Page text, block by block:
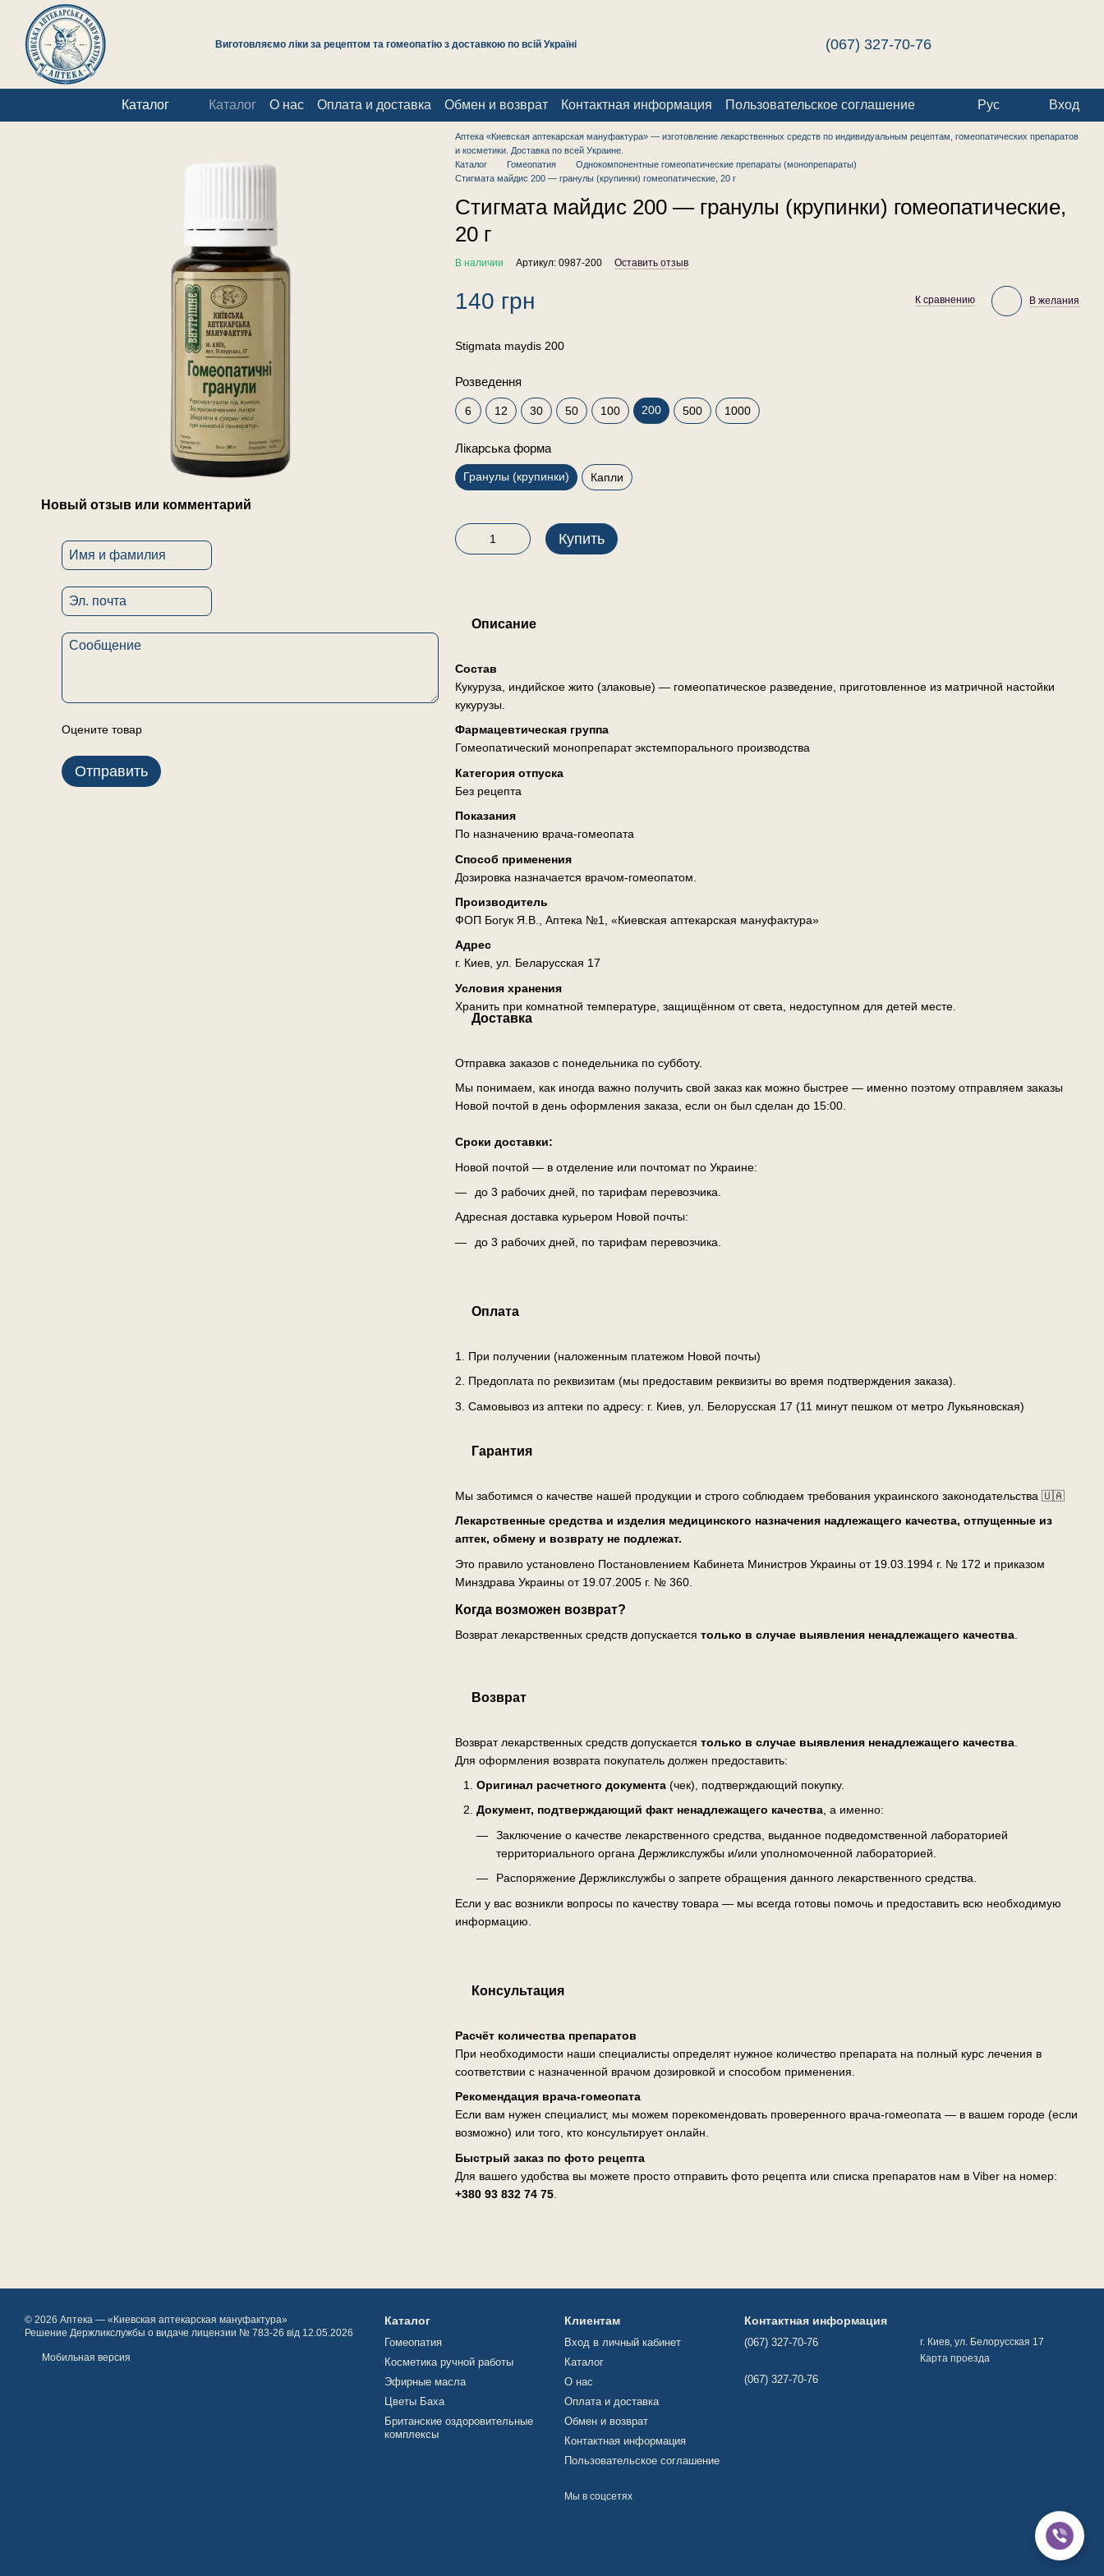
Перейти к основному контенту
Виготовляємо ліки за рецептом та гомеопатію з доставкою по всій Україні (067) 327-70-76
Каталог Каталог О нас Оплата и доставка Обмен и возврат Контактная информация Пользовательское соглашение Рус Вход
Новый отзыв или комментарий
Оцените товар
Отправить
Аптека «Киевская аптекарская мануфактура» — изготовление лекарственных средств по индивидуальным рецептам, гомеопатических препаратов
и косметики. Доставка по всей Украине.
Каталог
Гомеопатия
Однокомпонентные гомеопатические препараты (монопрепараты)
Стигмата майдис 200 — гранулы (крупинки) гомеопатические, 20 г
Стигмата майдис 200 — гранулы (крупинки) гомеопатические,
20 г
В наличии Артикул: 0987-200 Оставить отзыв
140 грн К сравнению В желания
Stigmata maydis 200
Розведення
6 12 30 50 100 200 500 1000
Лікарська форма
Гранулы (крупинки) Капли
Купить
Описание
Состав
Кукуруза, индийское жито (злаковые) — гомеопатическое разведение, приготовленное из матричной настойки
кукурузы.
Фармацевтическая группа
Гомеопатический монопрепарат экстемпорального производства
Категория отпуска
Без рецепта
Показания
По назначению врача-гомеопата
Способ применения
Дозировка назначается врачом-гомеопатом.
Производитель
ФОП Богук Я.В., Аптека №1, «Киевская аптекарская мануфактура»
Адрес
г. Киев, ул. Беларусская 17
Условия хранения
Хранить при комнатной температуре, защищённом от света, недоступном для детей месте.
Доставка
Отправка заказов с понедельника по субботу.
Мы понимаем, как иногда важно получить свой заказ как можно быстрее — именно поэтому отправляем заказы
Новой почтой в день оформления заказа, если он был сделан до 15:00.
Сроки доставки:
Новой почтой — в отделение или почтомат по Украине:
до 3 рабочих дней, по тарифам перевозчика.
Адресная доставка курьером Новой почты:
до 3 рабочих дней, по тарифам перевозчика.
Оплата
1. При получении (наложенным платежом Новой почты)
2. Предоплата по реквизитам (мы предоставим реквизиты во время подтверждения заказа).
3. Самовывоз из аптеки по адресу: г. Киев, ул. Белорусская 17 (11 минут пешком от метро Лукьяновская)
Гарантия
Мы заботимся о качестве нашей продукции и строго соблюдаем требования украинского законодательства 🇺🇦
Лекарственные средства и изделия медицинского назначения надлежащего качества, отпущенные из
аптек, обмену и возврату не подлежат.
Это правило установлено Постановлением Кабинета Министров Украины от 19.03.1994 г. № 172 и приказом
Минздрава Украины от 19.07.2005 г. № 360.
Когда возможен возврат?
Возврат лекарственных средств допускается только в случае выявления ненадлежащего качества.
Возврат
Возврат лекарственных средств допускается только в случае выявления ненадлежащего качества.
Для оформления возврата покупатель должен предоставить:
Оригинал расчетного документа(чек), подтверждающий покупку.
Документ, подтверждающий факт ненадлежащего качества, а именно:
Заключение о качестве лекарственного средства, выданное подведомственной лабораторией
территориального органа Держликслужбы и/или уполномоченной лабораторией.
Распоряжение Держликслужбы о запрете обращения данного лекарственного средства.
Если у вас возникли вопросы по качеству товара — мы всегда готовы помочь и предоставить всю необходимую
информацию.
Консультация
Расчёт количества препаратов
При необходимости наши специалисты определят нужное количество препарата на полный курс лечения в
соответствии с назначенной врачом дозировкой и способом применения.
Рекомендация врача-гомеопата
Если вам нужен специалист, мы можем порекомендовать проверенного врача-гомеопата — в вашем городе (если
возможно) или того, кто консультирует онлайн.
Быстрый заказ по фото рецепта
Для вашего удобства вы можете просто отправить фото рецепта или списка препаратов нам в Viber на номер:
+380 93 832 74 75.
© 2026 Аптека — «Киевская аптекарская мануфактура»
Решение Держликслужбы о видаче лицензии № 783-26 від 12.05.2026
Мобильная версия
Каталог
Гомеопатия
Косметика ручной работы
Эфирные масла
Цветы Баха
Британские оздоровительные
комплексы
Клиентам
Вход в личный кабинет
Каталог
О нас
Оплата и доставка
Обмен и возврат
Контактная информация
Пользовательское соглашение
Мы в соцсетях
Контактная информация
(067) 327-70-76
(067) 327-70-76
г. Киев, ул. Белорусская 17
Карта проезда